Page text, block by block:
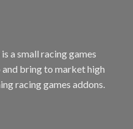
a small racing games
bring to market high
racing games addons.